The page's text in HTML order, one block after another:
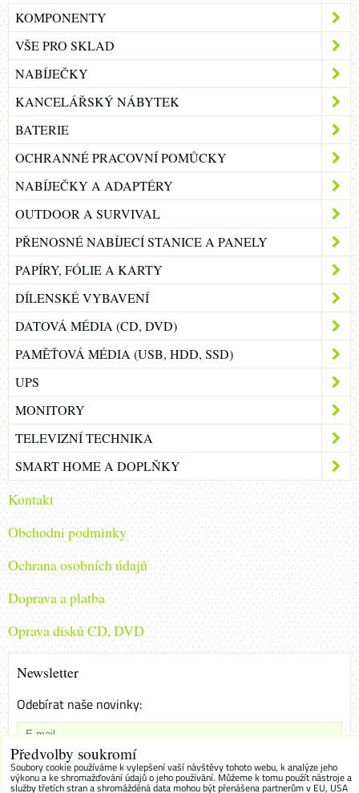
KOMPONENTY
VŠE PRO SKLAD
NABÍJEČKY
KANCELÁŘSKÝ NÁBYTEK
BATERIE
OCHRANNÉ PRACOVNÍ POMŮCKY
NABÍJEČKY A ADAPTÉRY
OUTDOOR A SURVIVAL
PŘENOSNÉ NABÍJECÍ STANICE A PANELY
PAPÍRY, FÓLIE A KARTY
DÍLENSKÉ VYBAVENÍ
DATOVÁ MÉDIA (CD, DVD)
PAMĚŤOVÁ MÉDIA (USB, HDD, SSD)
UPS
MONITORY
TELEVIZNÍ TECHNIKA
SMART HOME A DOPLŇKY
Kontakt
Obchodni podminky
Ochrana osobních údajů
Doprava a platba
Oprava disků CD, DVD
Newsletter
Odebírat naše novinky:
Chci se přihlásit k odběru novinek e-mailem
Předvolby soukromí
Soubory cookie používáme k vylepšení vaší návštěvy tohoto webu, k analýze jeho
výkonu a ke shromažďování údajů o jeho používání. Můžeme k tomu použít nástroje a
služby třetích stran a shromážděná data mohou být přenášena partnerům v EU, USA